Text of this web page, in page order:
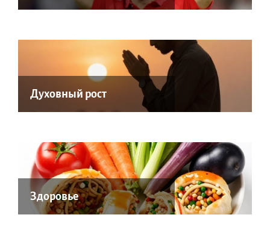
Духовный рост
Здоровье